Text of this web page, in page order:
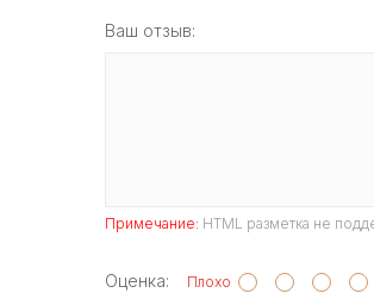
Ваш отзыв:
Примечание: HTML разметка не
Оценка: Плохо